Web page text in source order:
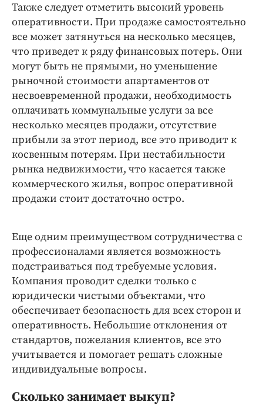
Также следует отметить высокий уровень
оперативности. При продаже самостоятельно
все может затянуться на несколько месяцев,
что приведет к ряду финансовых потерь. Они
могут быть не прямыми, но уменьшение
рыночной стоимости апартаментов от
несвоевременной продажи, необходимость
оплачивать коммунальные услуги за все
несколько месяцев продажи, отсутствие
прибыли за этот период, все это приводит к
косвенным потерям. При нестабильности
рынка недвижимости, что касается также
коммерческого жилья, вопрос оперативной
продажи стоит достаточно остро.
Еще одним преимуществом сотрудничества с
профессионалами является возможность
подстраиваться под требуемые условия.
Компания проводит сделки только с
юридически чистыми объектами, что
обеспечивает безопасность для всех сторон и
оперативность. Небольшие отклонения от
стандартов, пожелания клиентов, все это
учитывается и помогает решать сложные
индивидуальные вопросы.
Сколько занимает выкуп?